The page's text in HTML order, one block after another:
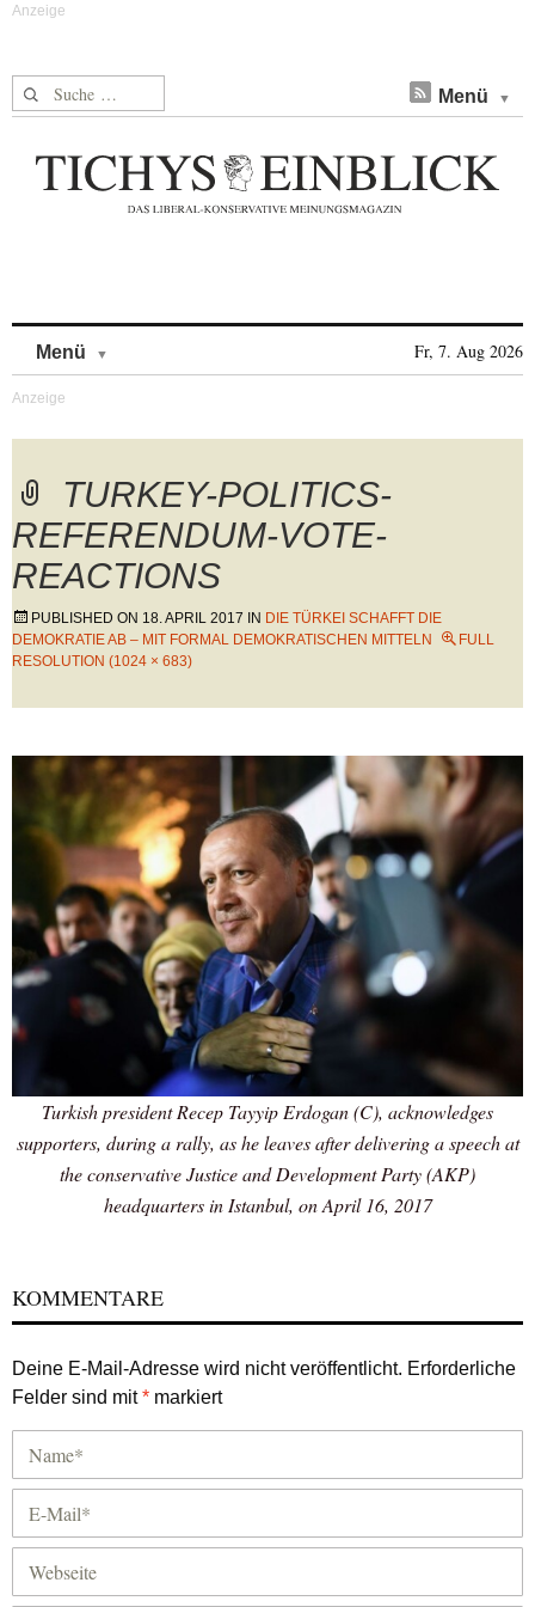
Suche nach: Menü
Menü Fr, 7. Aug 2026
TURKEY-POLITICS-
REFERENDUM-VOTE-
REACTIONS
PUBLISHED ON 18. APRIL 2017 IN DIE TÜRKEI SCHAFFT DIE
DEMOKRATIE AB – MIT FORMAL DEMOKRATISCHEN MITTELN
FULL
RESOLUTION (1024 × 683)
Turkish president Recep Tayyip Erdogan (C), acknowledges
supporters, during a rally, as he leaves after delivering a speech at
the conservative Justice and Development Party (AKP)
headquarters in Istanbul, on April 16, 2017
KOMMENTARE
Deine E-Mail-Adresse wird nicht veröffentlicht. Erforderliche
Felder sind mit* markiert